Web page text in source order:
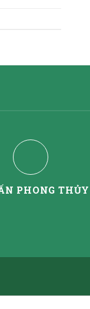
PHONG THỦY